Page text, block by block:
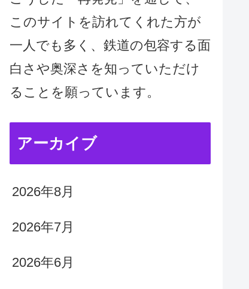
このサイトを訪れてくれた方が
一人でも多く、鉄道の包容する面
白さや奥深さを知っていただけ
ることを願っています。
アーカイブ
2026年8月
2026年7月
2026年6月